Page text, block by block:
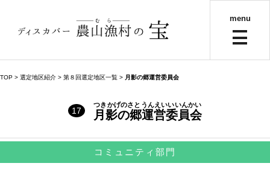
menu
TOP > 選定地区紹介 > 第８回選定地区一覧 > 月影の郷運営委員会
17 月影の郷運営委員会
つきかげのさとうんえいいいんかい
コミュニティ部門